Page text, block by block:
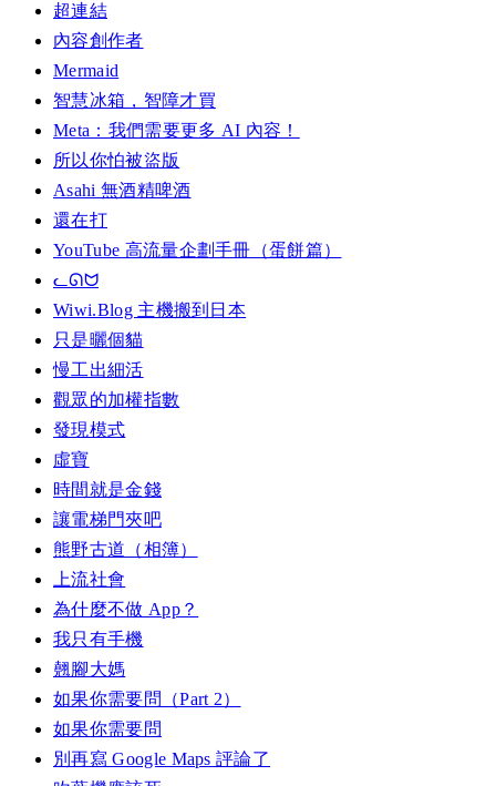
超連結
內容創作者
Mermaid
智慧冰箱，智障才買
Meta：我們需要更多 AI 內容！
所以你怕被盜版
Asahi 無酒精啤酒
還在打
YouTube 高流量企劃手冊（蛋餅篇）
ᓚᘏᗢ
Wiwi.Blog 主機搬到日本
只是曬個貓
慢工出細活
觀眾的加權指數
發現模式
虛寶
時間就是金錢
讓電梯門夾吧
熊野古道（相簿）
上流社會
為什麼不做 App？
我只有手機
翹腳大媽
如果你需要問（Part 2）
如果你需要問
別再寫 Google Maps 評論了